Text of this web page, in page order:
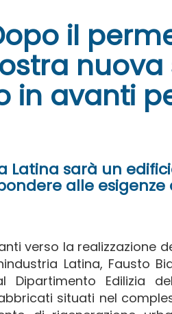
il
nuova
in avanti
Latina sarà un
alle
verso la realizzazione
Latina, Fausto
Dipartimento Edilizia
situati nel